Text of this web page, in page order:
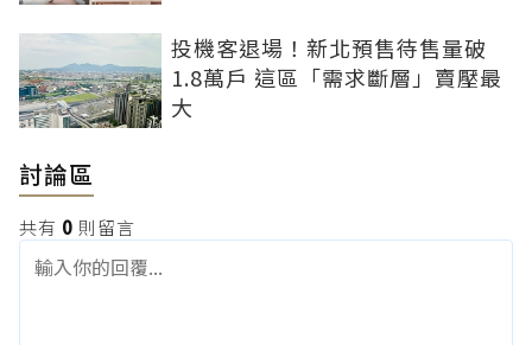
投機客退場！新北預售待售量破
1.8萬戶 這區「需求斷層」賣壓最
大
討論區
共有 0 則留言